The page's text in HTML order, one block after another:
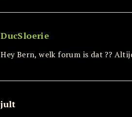
DucSloerie
Hey Bern, welk forum is dat ??
jult